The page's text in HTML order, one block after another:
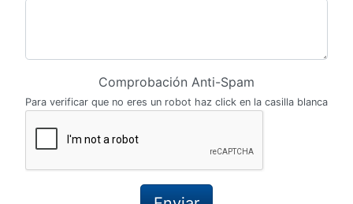
Comprobación Anti-Spam
Para verificar que no eres un robot haz click en la casilla blanca